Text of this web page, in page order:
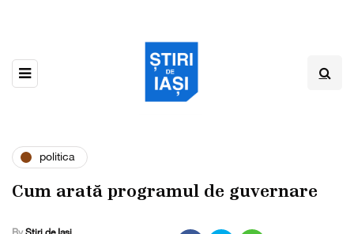
politica
Cum arată programul de guvernare